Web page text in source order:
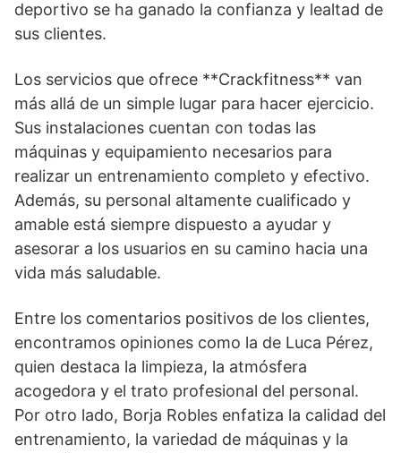
deportivo se ha ganado la confianza y lealtad de
sus clientes.
Los servicios que ofrece **Crackfitness** van
más allá de un simple lugar para hacer ejercicio.
Sus instalaciones cuentan con todas las
máquinas y equipamiento necesarios para
realizar un entrenamiento completo y efectivo.
Además, su personal altamente cualificado y
amable está siempre dispuesto a ayudar y
asesorar a los usuarios en su camino hacia una
vida más saludable.
Entre los comentarios positivos de los clientes,
encontramos opiniones como la de Luca Pérez,
quien destaca la limpieza, la atmósfera
acogedora y el trato profesional del personal.
Por otro lado, Borja Robles enfatiza la calidad del
entrenamiento, la variedad de máquinas y la